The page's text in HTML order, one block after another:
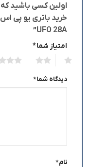
اولین کسی باشید
UFO 28A”
امتیاز شما*
دیدگاه شما*
نام*